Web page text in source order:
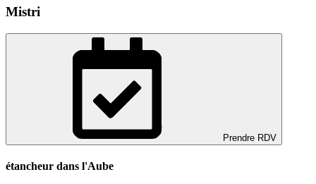
Mistri
Prendre RDV
étancheur dans l'Aube